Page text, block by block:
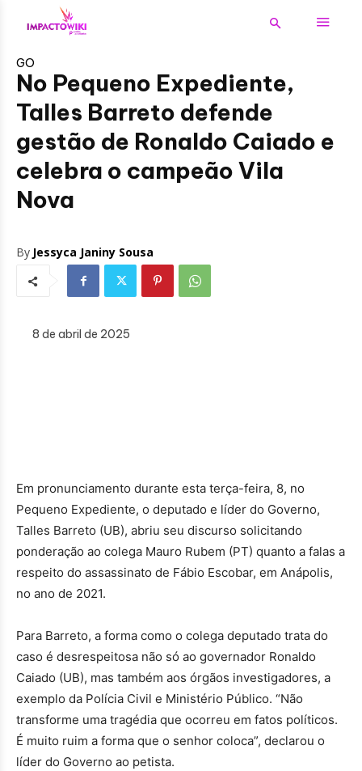
GO
No Pequeno Expediente,
Talles Barreto defende
gestão de Ronaldo Caiado e
celebra o campeão Vila
Nova
By Jessyca Janiny Sousa
8 de abril de 2025
Em pronunciamento durante esta terça-feira, 8, no
Pequeno Expediente, o deputado e líder do Governo,
Talles Barreto (UB), abriu seu discurso solicitando
ponderação ao colega Mauro Rubem (PT) quanto a falas a
respeito do assassinato de Fábio Escobar, em Anápolis,
no ano de 2021.
Para Barreto, a forma como o colega deputado trata do
caso é desrespeitosa não só ao governador Ronaldo
Caiado (UB), mas também aos órgãos investigadores, a
exemplo da Polícia Civil e Ministério Público. “Não
transforme uma tragédia que ocorreu em fatos políticos.
É muito ruim a forma que o senhor coloca”, declarou o
líder do Governo ao petista.